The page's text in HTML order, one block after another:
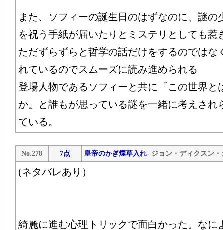
また、ソフィーの誕生日のはずなのに、謎の
を祝う手紙が届いたりとミステリとしても惹
ただずらずらと哲学の話だけをするのではな
れているのでスムーズに読み進められる
登場人物であるソフィーと共に『この世界と
か』と誰もが思っている謎を一緒に考えされ
ている。
No.278 7点 皇帝のかぎ煙草入れ- ジョン・ディクスン・
(ネタバレあり）
綺麗に進む心理トリックで面白かった。なに